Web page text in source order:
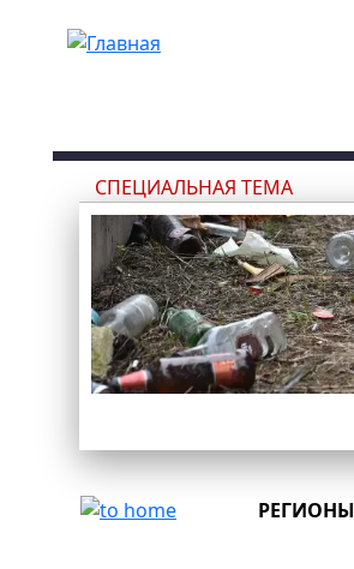
СПЕЦИАЛЬНАЯ ТЕМА
РЕГИОНЫ